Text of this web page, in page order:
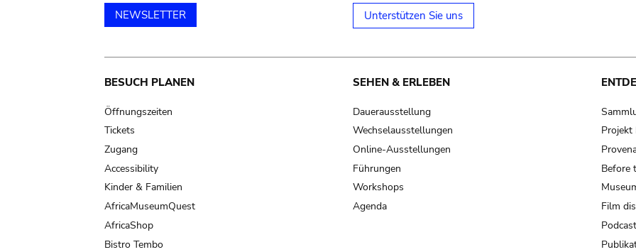
NEWSLETTER Unterstützen Sie uns
Main
navigation
BESUCH PLANEN
Öffnungszeiten
Tickets
Zugang
Accessibility
Kinder & Familien
AfricaMuseumQuest
AfricaShop
Bistro Tembo
SEHEN & ERLEBEN
Dauerausstellung
Wechselausstellungen
Online-Ausstellungen
Führungen
Workshops
Agenda
Projekt
Before
Film